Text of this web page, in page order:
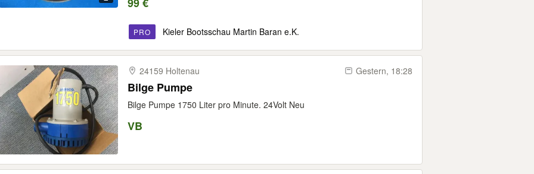
PRO Kieler Bootsschau Martin Baran e.K.
24159 Holtenau Gestern, 18:28
Bilge Pumpe
Bilge Pumpe 1750 Liter pro Minute. 24Volt Neu
VB